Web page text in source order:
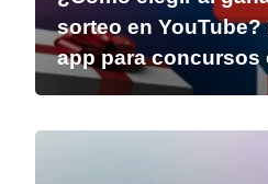
sorteo en YouTube?
app para concursos